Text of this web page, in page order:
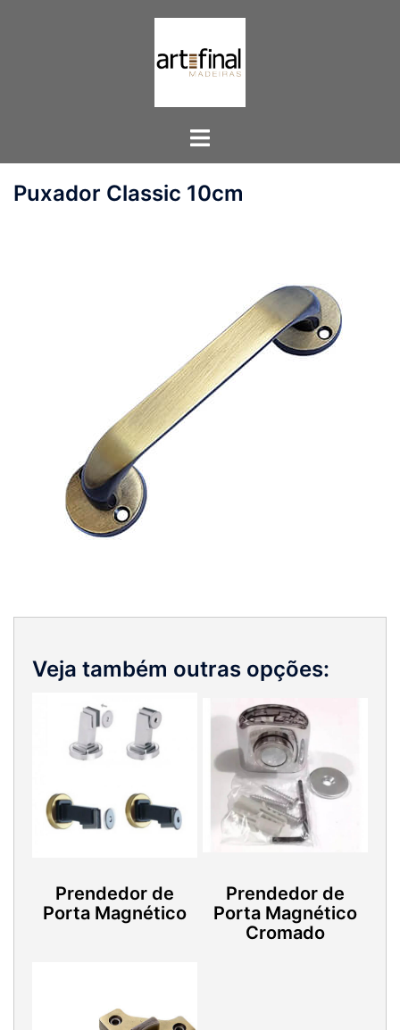
Toggle
Puxador Classic 10cm
Veja também outras opções:
Prendedor de
Porta Magnético
Prendedor de
Porta Magnético
Cromado